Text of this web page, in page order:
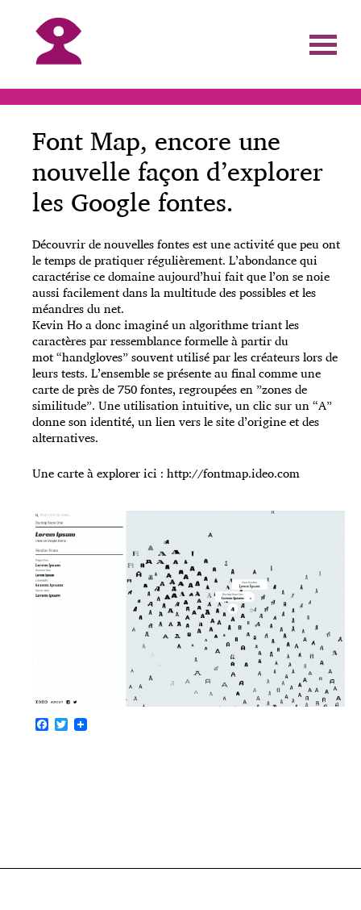
Font Map, encore une
nouvelle façon d’explorer
les Google fontes.
Découvrir de nouvelles fontes est une activité que peu ont
le temps de pratiquer régulièrement. L’abondance qui
caractérise ce domaine aujourd’hui fait que l’on se noie
aussi facilement dans la multitude des possibles et les
méandres du net.
Kevin Ho a donc imaginé un algorithme triant les
caractères par ressemblance formelle à partir du
mot “handgloves” souvent utilisé par les créateurs lors de
leurs tests. L’ensemble se présente au final comme une
carte de près de 750 fontes, regroupées en ”zones de
similitude”. Une utilisation intuitive, un clic sur un “A”
donne son identité, un lien vers le site d’origine et des
alternatives.
Une carte à explorer ici : http://fontmap.ideo.com
F T
w